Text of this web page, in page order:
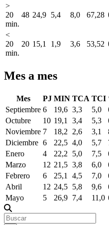
>
20
min.
48 24,9 5,4 8,0 67,28
<
20
min.
20 15,1 1,9 3,6 53,52
Mes a mes
Mes PJ MIN TCA TCI
Septiembre 6 19,6 3,3 5,0
Octubre
10 19,1 3,4 5,3
Noviembre 7 18,2 2,6 3,1
Diciembre 6 22,5 4,0 5,7
Enero
4 22,2 5,0 7,5
Marzo
12 21,5 3,8 6,0
Febrero
6 25,1 4,5 7,0
Abril
12 24,5 5,8 9,6
Mayo
5 26,9 7,4 11,0